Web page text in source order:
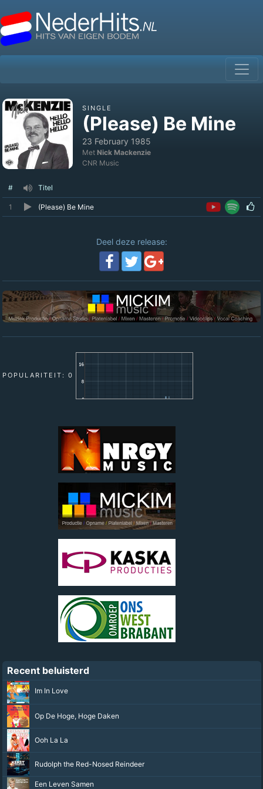
SINGLE
(Please) Be Mine
23 February 1985
Met Nick Mackenzie
CNR Music
# Titel
1 (Please) Be Mine
Deel deze release:
POPULARITEIT: 0
Recent beluisterd
Im In Love
Op De Hoge, Hoge Daken
Ooh La La
Rudolph the Red-Nosed Reindeer
Een Leven Samen